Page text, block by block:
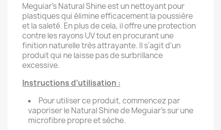
Meguiar's Natural Shine est un nettoyant pour
plastiques qui élimine efficacement la poussière
et la saleté. En plus de cela, il offre une protection
contre les rayons UV tout en procurant une
finition naturelle très attrayante. Il s'agit d'un
produit qui ne laisse pas de surbrillance
excessive.
Instructions d’utilisation :
Pour utiliser ce produit, commencez par
vaporiser le Natural Shine de Meguiar's sur une
microfibre propre et sèche.